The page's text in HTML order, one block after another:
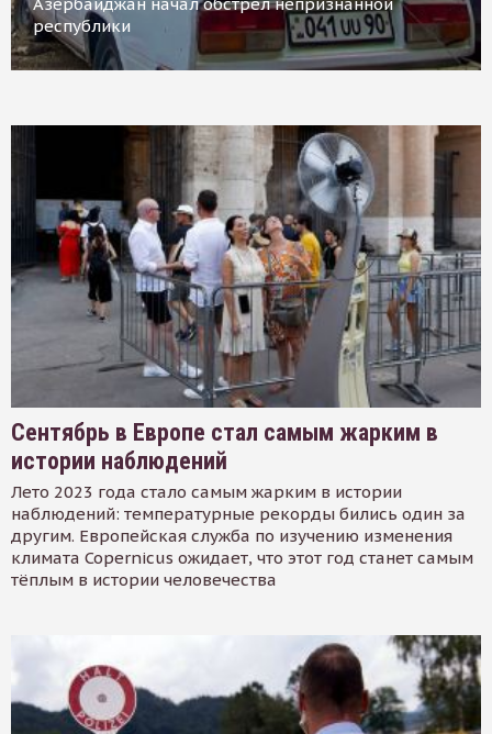
республики
Сентябрь в Европе стал самым жарким в
истории наблюдений
Лето 2023 года стало самым жарким в истории
наблюдений: температурные рекорды бились один за
другим. Европейская служба по изучению изменения
климата Copernicus ожидает, что этот год станет самым
тёплым в истории человечества